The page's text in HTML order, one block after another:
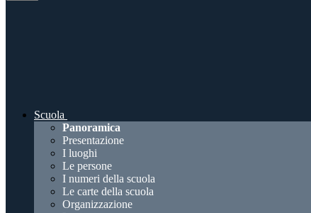
Scuola
Panoramica
Presentazione
I luoghi
Le persone
I numeri della scuola
Le carte della scuola
Organizzazione